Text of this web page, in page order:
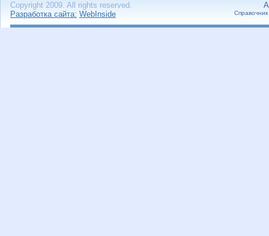
Copyright 2009. All rights reserved.
Разработка сайта: WebInside